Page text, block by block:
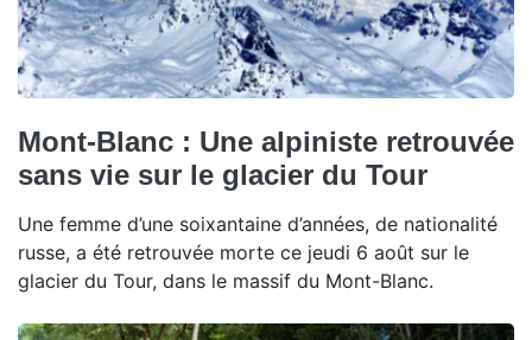
Mont-Blanc : Une alpiniste retrouvée
sans vie sur le glacier du Tour
Une femme d’une soixantaine d’années, de nationalité
russe, a été retrouvée morte ce jeudi 6 août sur le
glacier du Tour, dans le massif du Mont-Blanc.